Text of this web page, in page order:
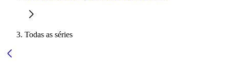
Todas as séries